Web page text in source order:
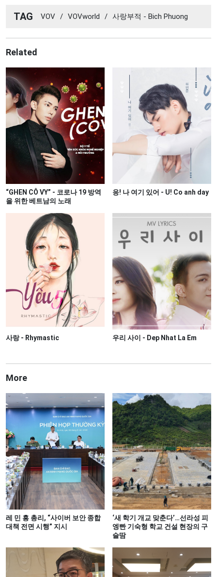
TAG VOV / VOVworld / 사랑부적 - Bich Phuong
Related
“GHEN CÔ VY” - 코로나 19 방역
을 위한 베트남의 노래
응! 나 여기 있어 - U! Co anh day
사랑 - Rhymastic 우리 사이 - Dep Nhat La Em
More
레 민 흥 총리, “사이버 보안 종합
대책 전면 시행” 지시
‘새 학기 개교 맞춘다’…선라성 피
엥빤 기숙형 학교 건설 현장의 구
슬땀